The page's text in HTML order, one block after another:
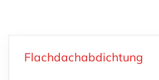
Flachdachabdichtung